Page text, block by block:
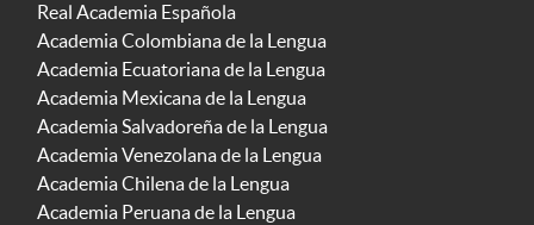
Real Academia Española
Academia Colombiana de la Lengua
Academia Ecuatoriana de la Lengua
Academia Mexicana de la Lengua
Academia Salvadoreña de la Lengua
Academia Venezolana de la Lengua
Academia Chilena de la Lengua
Academia Peruana de la Lengua